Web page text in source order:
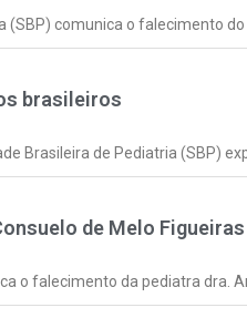
comunica o falecimento
brasileiros
Brasileira de Pediatria (SBP)
de Melo Figueiras
o falecimento da pediatra dra.